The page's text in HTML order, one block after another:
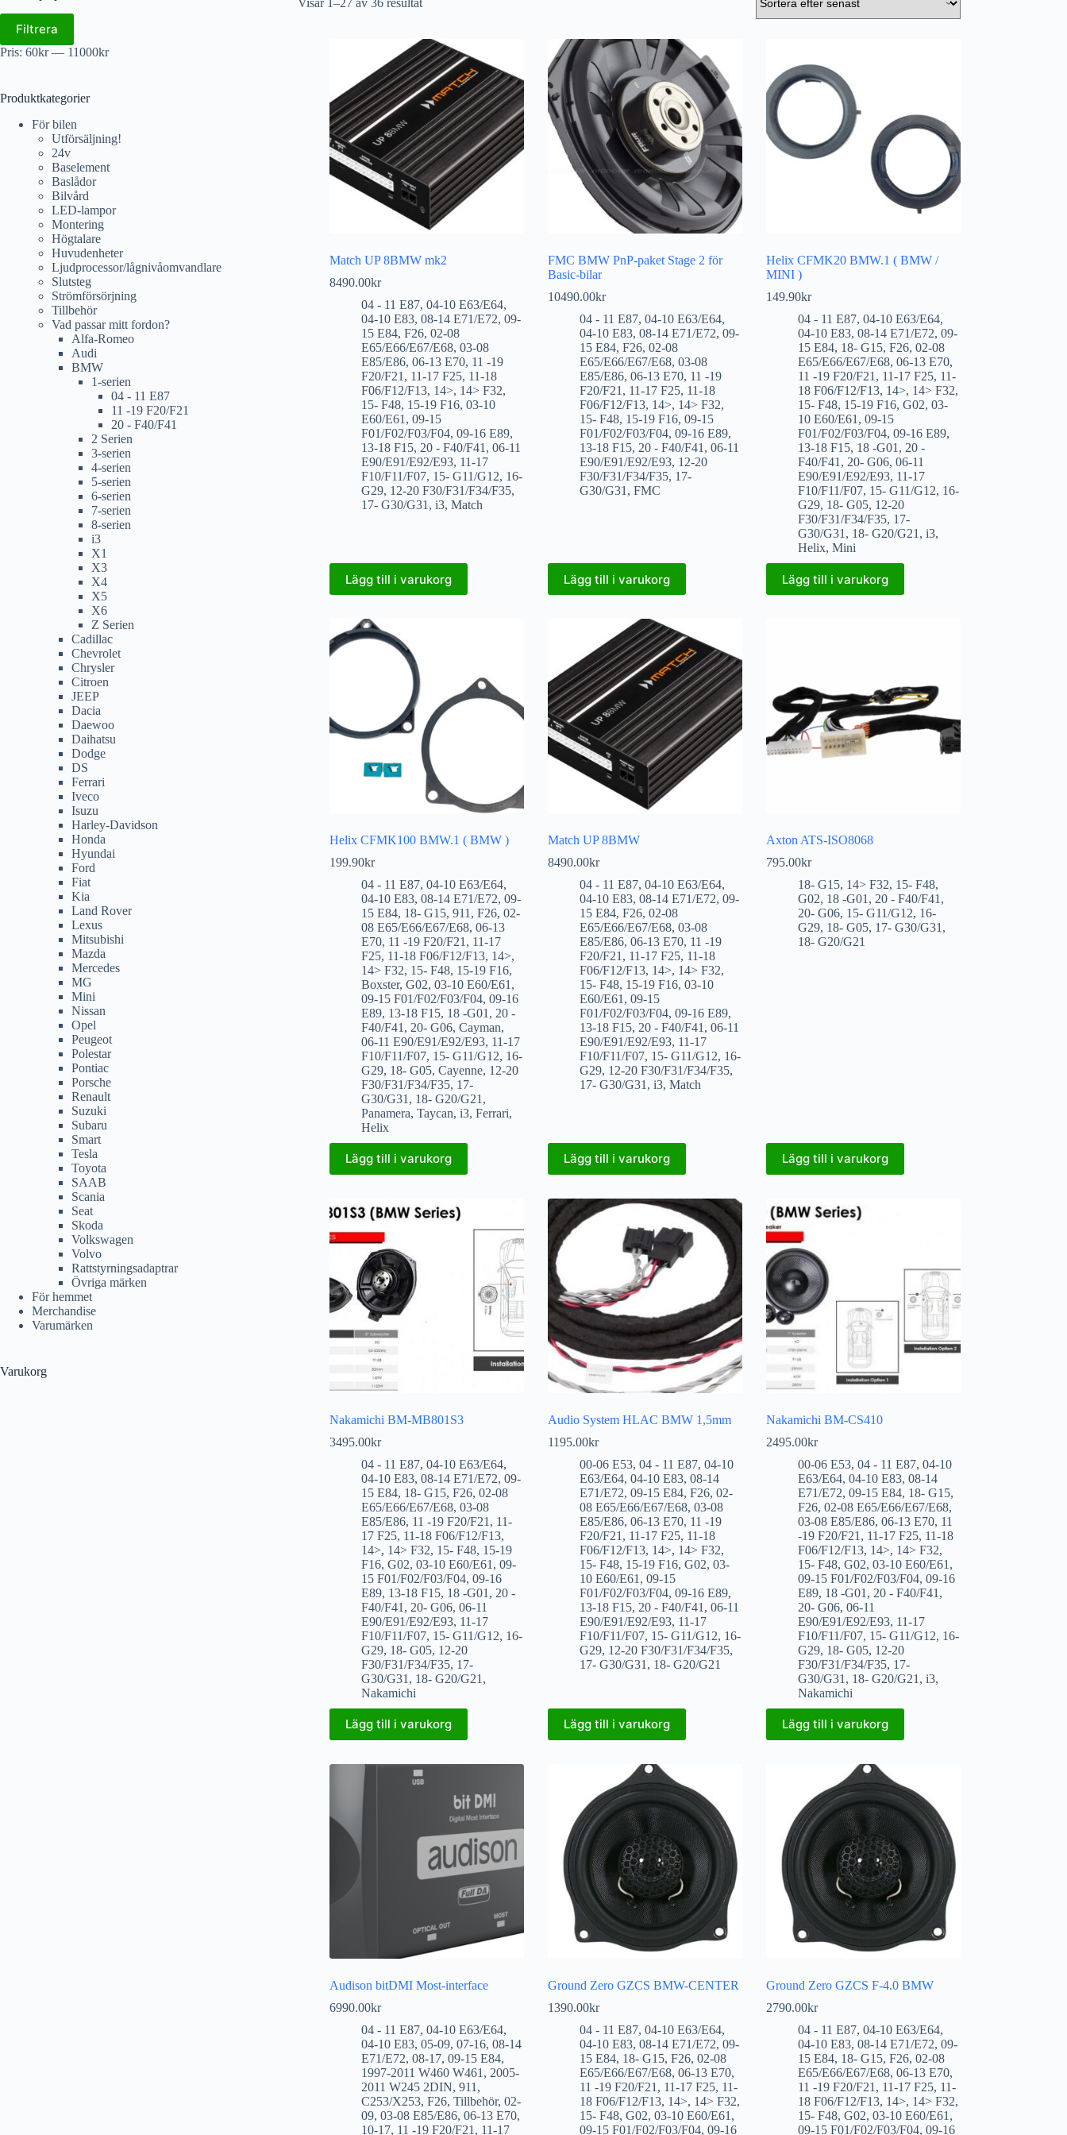
Visar 1–27 av 36 resultat
Match UP 8BMW mk2
8490.00kr
04 - 11 E87, 04-10 E63/E64,
04-10 E83, 08-14 E71/E72, 09-
15 E84, F26, 02-08
E65/E66/E67/E68, 03-08
E85/E86, 06-13 E70, 11 -19
F20/F21 , 11-17 F25, 11-18
F06/F12/F13, 14>, 14> F32,
15- F48, 15-19 F16, 03-10
E60/E61 , 09-15
F01/F02/F03/F04, 09-16 E89,
13-18 F15, 20 - F40/F41 , 06-11
E90/E91/E92/E93, 11-17
F10/F11/F07, 15- G11/G12, 16-
G29, 12-20 F30/F31/F34/F35,
17- G30/G31 , i3, Match
Lägg till i varukorg
FMC BMW PnP-paket Stage 2 för
Basic-bilar
10490.00kr
04 - 11 E87, 04-10 E63/E64,
04-10 E83, 08-14 E71/E72, 09-
15 E84, F26, 02-08
E65/E66/E67/E68, 03-08
E85/E86, 06-13 E70, 11 -19
F20/F21 , 11-17 F25, 11-18
F06/F12/F13, 14>, 14> F32,
15- F48, 15-19 F16, 09-15
F01/F02/F03/F04, 09-16 E89,
13-18 F15, 20 - F40/F41 , 06-11
E90/E91/E92/E93, 12-20
F30/F31/F34/F35, 17-
G30/G31 , FMC
Lägg till i varukorg
Helix CFMK20 BMW.1 ( BMW /
MINI )
149.90kr
04 - 11 E87, 04-10 E63/E64,
04-10 E83, 08-14 E71/E72, 09-
15 E84, 18- G15, F26, 02-08
E65/E66/E67/E68, 06-13 E70,
11 -19 F20/F21 , 11-17 F25, 11-
18 F06/F12/F13, 14>, 14> F32,
15- F48, 15-19 F16, G02, 03-
10 E60/E61 , 09-15
F01/F02/F03/F04, 09-16 E89,
13-18 F15, 18 -G01 , 20 -
F40/F41 , 20- G06, 06-11
E90/E91/E92/E93, 11-17
F10/F11/F07, 15- G11/G12, 16-
G29, 18- G05, 12-20
F30/F31/F34/F35, 17-
G30/G31 , 18- G20/G21 , i3,
Helix, Mini
Lägg till i varukorg
Helix CFMK100 BMW.1 ( BMW )
199.90kr
04 - 11 E87, 04-10 E63/E64,
04-10 E83, 08-14 E71/E72, 09-
15 E84, 18- G15, 911 , F26, 02-
08 E65/E66/E67/E68, 06-13
E70, 11 -19 F20/F21 , 11-17
F25, 11-18 F06/F12/F13, 14>,
14> F32, 15- F48, 15-19 F16,
Boxster, G02, 03-10 E60/E61 ,
09-15 F01/F02/F03/F04, 09-16
E89, 13-18 F15, 18 -G01 , 20 -
F40/F41 , 20- G06, Cayman,
06-11 E90/E91/E92/E93, 11-17
F10/F11/F07, 15- G11/G12, 16-
G29, 18- G05, Cayenne, 12-20
F30/F31/F34/F35, 17-
G30/G31 , 18- G20/G21 ,
Panamera, Taycan, i3, Ferrari,
Helix
Lägg till i varukorg
Match UP 8BMW
8490.00kr
04 - 11 E87, 04-10 E63/E64,
04-10 E83, 08-14 E71/E72, 09-
15 E84, F26, 02-08
E65/E66/E67/E68, 03-08
E85/E86, 06-13 E70, 11 -19
F20/F21 , 11-17 F25, 11-18
F06/F12/F13, 14>, 14> F32,
15- F48, 15-19 F16, 03-10
E60/E61 , 09-15
F01/F02/F03/F04, 09-16 E89,
13-18 F15, 20 - F40/F41 , 06-11
E90/E91/E92/E93, 11-17
F10/F11/F07, 15- G11/G12, 16-
G29, 12-20 F30/F31/F34/F35,
17- G30/G31 , i3, Match
Lägg till i varukorg
Axton ATS-ISO8068
795.00kr
18- G15, 14> F32, 15- F48,
G02, 18 -G01 , 20 - F40/F41 ,
20- G06, 15- G11/G12, 16-
G29, 18- G05, 17- G30/G31 ,
18- G20/G21
Lägg till i varukorg
Nakamichi BM-MB801S3
3495.00kr
04 - 11 E87, 04-10 E63/E64,
04-10 E83, 08-14 E71/E72, 09-
15 E84, 18- G15, F26, 02-08
E65/E66/E67/E68, 03-08
E85/E86, 11 -19 F20/F21 , 11-
17 F25, 11-18 F06/F12/F13,
14>, 14> F32, 15- F48, 15-19
F16, G02, 03-10 E60/E61 , 09-
15 F01/F02/F03/F04, 09-16
E89, 13-18 F15, 18 -G01 , 20 -
F40/F41 , 20- G06, 06-11
E90/E91/E92/E93, 11-17
F10/F11/F07, 15- G11/G12, 16-
G29, 18- G05, 12-20
F30/F31/F34/F35, 17-
G30/G31 , 18- G20/G21 ,
Nakamichi
Lägg till i varukorg
Audio System HLAC BMW 1,5mm
1195.00kr
00-06 E53, 04 - 11 E87, 04-10
E63/E64, 04-10 E83, 08-14
E71/E72, 09-15 E84, F26, 02-
08 E65/E66/E67/E68, 03-08
E85/E86, 06-13 E70, 11 -19
F20/F21 , 11-17 F25, 11-18
F06/F12/F13, 14>, 14> F32,
15- F48, 15-19 F16, G02, 03-
10 E60/E61 , 09-15
F01/F02/F03/F04, 09-16 E89,
13-18 F15, 20 - F40/F41 , 06-11
E90/E91/E92/E93, 11-17
F10/F11/F07, 15- G11/G12, 16-
G29, 12-20 F30/F31/F34/F35,
17- G30/G31 , 18- G20/G21
Lägg till i varukorg
Nakamichi BM-CS410
2495.00kr
00-06 E53, 04 - 11 E87, 04-10
E63/E64, 04-10 E83, 08-14
E71/E72, 09-15 E84, 18- G15,
F26, 02-08 E65/E66/E67/E68,
03-08 E85/E86, 06-13 E70, 11
-19 F20/F21 , 11-17 F25, 11-18
F06/F12/F13, 14>, 14> F32,
15- F48, G02, 03-10 E60/E61 ,
09-15 F01/F02/F03/F04, 09-16
E89, 18 -G01 , 20 - F40/F41 ,
20- G06, 06-11
E90/E91/E92/E93, 11-17
F10/F11/F07, 15- G11/G12, 16-
G29, 18- G05, 12-20
F30/F31/F34/F35, 17-
G30/G31 , 18- G20/G21 , i3,
Nakamichi
Lägg till i varukorg
Audison bitDMI Most-interface
6990.00kr
04 - 11 E87, 04-10 E63/E64,
04-10 E83, 05-09, 07-16, 08-14
E71/E72, 08-17, 09-15 E84,
1997-2011 W460 W461 , 2005-
2011 W245 2DIN, 911 ,
C253/X253, F26, Tillbehör, 02-
09, 03-08 E85/E86, 06-13 E70,
10-17, 11 -19 F20/F21 , 11-17
Ground Zero GZCS BMW-CENTER
1390.00kr
04 - 11 E87, 04-10 E63/E64,
04-10 E83, 08-14 E71/E72, 09-
15 E84, 18- G15, F26, 02-08
E65/E66/E67/E68, 06-13 E70,
11 -19 F20/F21 , 11-17 F25, 11-
18 F06/F12/F13, 14>, 14> F32,
15- F48, G02, 03-10 E60/E61 ,
09-15 F01/F02/F03/F04, 09-16
Ground Zero GZCS F-4.0 BMW
2790.00kr
04 - 11 E87, 04-10 E63/E64,
04-10 E83, 08-14 E71/E72, 09-
15 E84, 18- G15, F26, 02-08
E65/E66/E67/E68, 06-13 E70,
11 -19 F20/F21 , 11-17 F25, 11-
18 F06/F12/F13, 14>, 14> F32,
15- F48, G02, 03-10 E60/E61 ,
09-15 F01/F02/F03/F04, 09-16
Filtrera
Pris: 60kr— 11000kr
Produktkategorier
För bilen
Utförsäljning!
24v
Baselement
Baslådor
Bilvård
LED-lampor
Montering
Högtalare
Huvudenheter
Ljudprocessor/lågnivåomvandlare
Slutsteg
Strömförsörjning
Tillbehör
Vad passar mitt fordon?
Alfa-Romeo
Audi
BMW
1-serien
04 - 11 E87
11 -19 F20/F21
20 - F40/F41
2 Serien
3-serien
4-serien
5-serien
6-serien
7-serien
8-serien
i3
X1
X3
X4
X5
X6
Z Serien
Cadillac
Chevrolet
Chrysler
Citroen
JEEP
Dacia
Daewoo
Daihatsu
Dodge
DS
Ferrari
Iveco
Isuzu
Harley-Davidson
Honda
Hyundai
Ford
Fiat
Kia
Land Rover
Lexus
Mitsubishi
Mazda
Mercedes
MG
Mini
Nissan
Opel
Peugeot
Polestar
Pontiac
Porsche
Renault
Suzuki
Subaru
Smart
Tesla
Toyota
SAAB
Scania
Seat
Skoda
Volkswagen
Volvo
Rattstyrningsadaptrar
Övriga märken
För hemmet
Merchandise
Varumärken
Varukorg